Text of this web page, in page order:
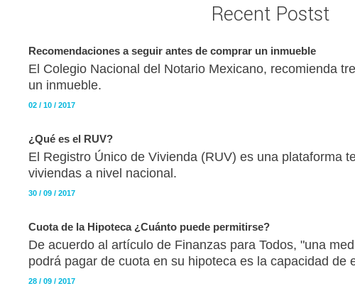
Recent Postst
Recomendaciones a seguir antes de comprar un inmueble
El Colegio Nacional del Notario Mexicano, recomienda
un inmueble.
02 / 10 / 2017
¿Qué es el RUV?
El Registro Único de Vivienda (RUV) es una plataforma
viviendas a nivel nacional.
30 / 09 / 2017
Cuota de la Hipoteca ¿Cuánto puede permitirse?
De acuerdo al artículo de Finanzas para Todos, "una
podrá pagar de cuota en su hipoteca es la capacidad de
28 / 09 / 2017